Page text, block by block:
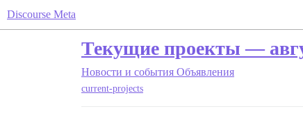
Discourse Meta
Текущие проекты —
Новости и события Объявления
current-projects